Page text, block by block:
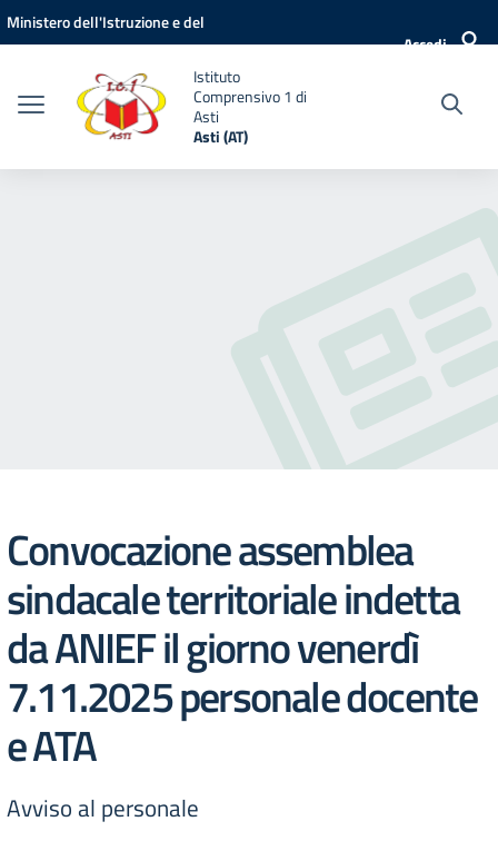
Vai ai contenuti
Vai al menu di navigazione
Vai al footer
Ministero dell'Istruzione e del
Accedi
Istituto
Comprensivo 1 di
Asti
Asti (AT)
Convocazione assemblea
sindacale territoriale indetta
da ANIEF il giorno venerdì
7.11.2025 personale docente
e ATA
Avviso al personale